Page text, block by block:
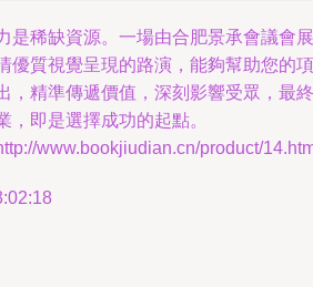
是稀缺資源。一場由合肥景承會議會展
優質視覺呈現的路演，能夠幫助您的項
，精準傳遞價值，深刻影響受眾，最終
即是選擇成功的起點。
www.bookjiudian.cn/product/